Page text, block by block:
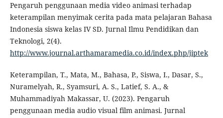
Pengaruh penggunaan media video animasi terhadap
keterampilan menyimak cerita pada mata pelajaran Bahasa
Indonesia siswa kelas IV SD. Jurnal Ilmu Pendidikan dan
Teknologi, 2(4).
http://www.journal.arthamaramedia.co.id/index.php/jiptek
Keterampilan, T., Mata, M., Bahasa, P., Siswa, I., Dasar, S.,
Nuramelyah, R., Syamsuri, A. S., Latief, S. A., &
Muhammadiyah Makassar, U. (2023). Pengaruh
penggunaan media audio visual film animasi. Jurnal